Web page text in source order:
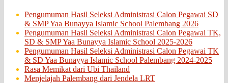
Pengumuman Hasil Seleksi Administrasi Calon Pegawai SD
& SMP Yaa Bunayya Islamic School Palembang 2026
Pengumuman Hasil Seleksi Administrasi Calon Pegawai TK,
SD & SMP Yaa Bunayya Islamic School 2025-2026
Pengumuman Hasil Seleksi Administrasi Calon Pegawai TK
& SD Yaa Bunayya Islamic School Palembang 2024-2025
Rasa Memikat dari Ubi Thailand
Menjelajah Palembang dari Jendela LRT